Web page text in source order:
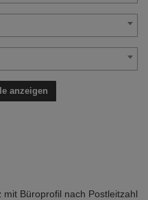
anzeigen
Büroprofil nach Postleitzahl